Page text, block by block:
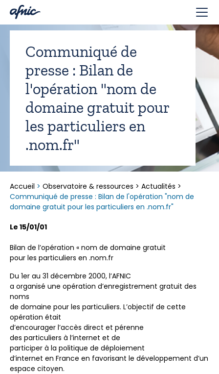
Communiqué de
presse : Bilan de
l'opération "nom de
domaine gratuit pour
les particuliers en
.nom.fr"
Accueil > Observatoire & ressources > Actualités >
Communiqué de presse : Bilan de l'opération "nom de
domaine gratuit pour les particuliers en .nom.fr"
Le 15/01/01
Bilan de l’opération « nom de domaine gratuit
pour les particuliers en .nom.fr
Du 1er au 31 décembre 2000, l’AFNIC
a organisé une opération d’enregistrement gratuit des
noms
de domaine pour les particuliers. L’objectif de cette
opération était
d’encourager l’accès direct et pérenne
des particuliers à l’internet et de
participer à la politique de déploiement
d’internet en France en favorisant le développement d’un
espace citoyen.
Panneau de gestion des cookies